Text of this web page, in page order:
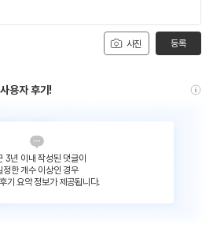
사진 등록
용자 후기!
3년 이내 작성된 댓글이
정한 개수 이상인 경우
기 요약 정보가 제공됩니다.